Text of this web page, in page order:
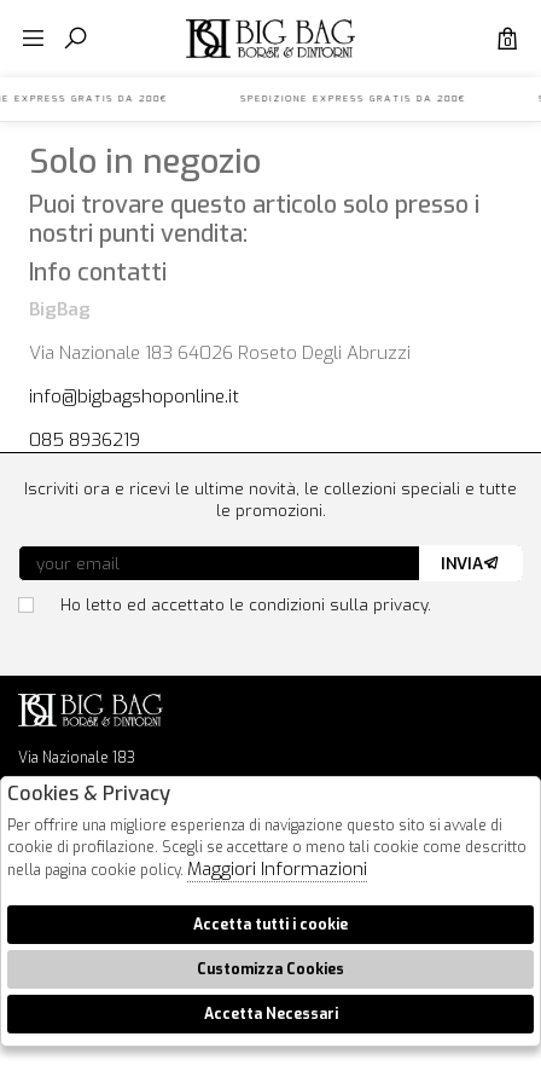
0
EXPRESS GRATIS DA 200€ SPEDIZIONE EXPRESS GRATIS DA 200€
Solo in negozio
Puoi trovare questo articolo solo presso i
nostri punti vendita:
Info contatti
BigBag
Via Nazionale 183 64026 Roseto Degli Abruzzi
info@bigbagshoponline.it
085 8936219
Via Nazionale 183
64026 Roseto Degli Abruzzi
info@bigbagshoponline.it
follow us
Iscriviti ora e ricevi le ultime novità, le collezioni speciali e tutte
le promozioni.
Ho letto ed accettato le condizioni sulla privacy.
INVIA
2026 BigBag - P.iva : 00916940679 Powered by
🍪
Cookies & Privacy
Per offrire una migliore esperienza di navigazione questo sito si avvale di
cookie di profilazione. Scegli se accettare o meno tali cookie come descritto
nella pagina cookie policy. Maggiori Informazioni
Accetta tutti i cookie
Customizza Cookies
Accetta Necessari